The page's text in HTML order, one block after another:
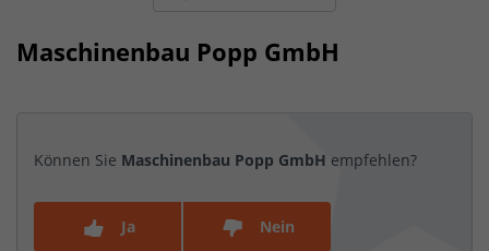
Maschinenbau Popp GmbH
Können Sie Maschinenbau Popp GmbH empfehlen?
Ja Nein